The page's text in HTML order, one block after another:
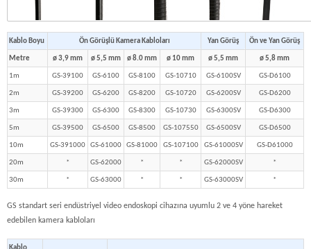
Kablo Boyu Ön Görüşlü Kamera Kabloları Yan Görüş Ön ve Yan Görüş
Metre ø 3,9 mm ø 5,5 mm ø 8.0 mm ø 10 mm ø 5,5 mm ø 5,8 mm
1m GS-39100 GS-6100 GS-8100 GS-10710 GS-6100SV GS-D6100
2m GS-39200 GS-6200 GS-8200 GS-10720 GS-6200SV GS-D6200
3m GS-39300 GS-6300 GS-8300 GS-10730 GS-6300SV GS-D6300
5m GS-39500 GS-6500 GS-8500 GS-107550 GS-6500SV GS-D6500
10m GS-391000 GS-61000 GS-81000 GS-107100 GS-61000SV GS-D61000
20m * GS-62000 * * GS-62000SV *
30m * GS-63000 * * GS-63000SV *
GS standart seri endüstriyel video endoskopi cihazına uyumlu 2 ve 4 yöne hareket
edebilen kamera kabloları
Kablo